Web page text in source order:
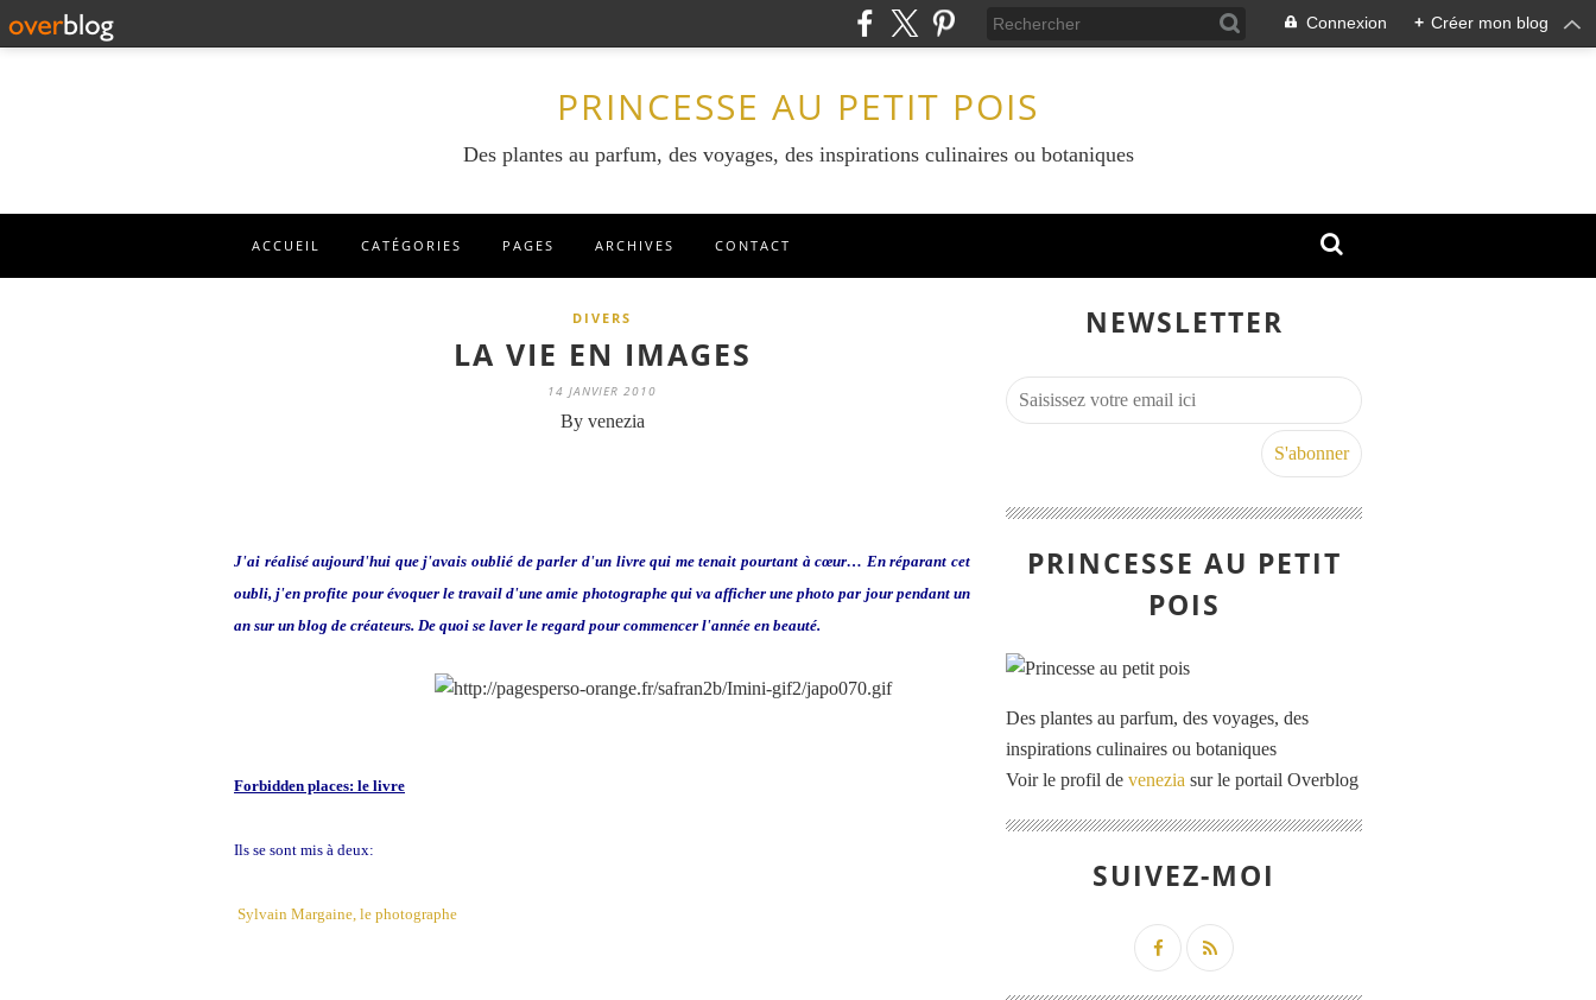
Connexion + Créer mon blog
PRINCESSE AU PETIT POIS
Des plantes au parfum, des voyages, des inspirations culinaires ou botaniques
ACCUEIL CATÉGORIES PAGES ARCHIVES CONTACT
DIVERS
LA VIE EN IMAGES
14 JANVIER 2010
By venezia
J'ai réalisé aujourd'hui que j'avais oublié de parler d'un livre qui me tenait pourtant à cœur… En réparant cet
oubli, j'en profite pour évoquer le travail d'une amie photographe qui va afficher une photo par jour pendant un
an sur un blog de créateurs. De quoi se laver le regard pour commencer l'année en beauté.
Forbidden places: le livre
Ils se sont mis à deux:
Sylvain Margaine, le photographe
NEWSLETTER
PRINCESSE AU PETIT
POIS
Des plantes au parfum, des voyages, des
inspirations culinaires ou botaniques
Voir le profil de venezia sur le portail Overblog
SUIVEZ-MOI